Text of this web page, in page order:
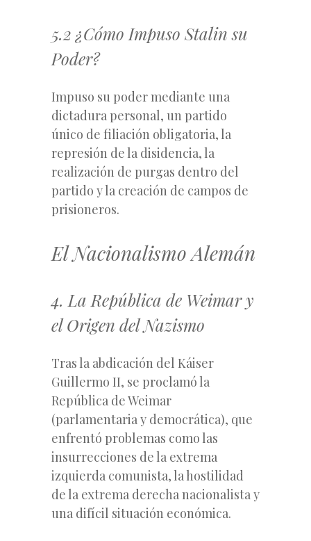
5.2 ¿Cómo Impuso Stalin su
Poder?
Impuso su poder mediante una
dictadura personal, un partido
único de filiación obligatoria, la
represión de la disidencia, la
realización de purgas dentro del
partido y la creación de campos de
prisioneros.
El Nacionalismo Alemán
4. La República de Weimar y
el Origen del Nazismo
Tras la abdicación del Káiser
Guillermo II, se proclamó la
República de Weimar
(parlamentaria y democrática), que
enfrentó problemas como las
insurrecciones de la extrema
izquierda comunista, la hostilidad
de la extrema derecha nacionalista y
una difícil situación económica.